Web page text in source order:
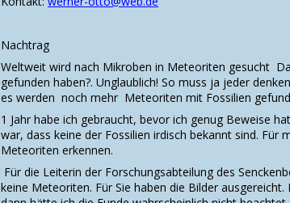
Nachtrag
Weltweit wird nach Mikroben in Meteoriten gesucht
gefunden haben?. Unglaublich! So muss ja jeder
es werden noch mehr Meteoriten mit Fossilien
1 Jahr habe ich gebraucht, bevor ich genug Beweise
war, dass keine der Fossilien irdisch bekannt sind. Für
Meteoriten erkennen.
Für die Leiterin der Forschungsabteilung des
keine Meteoriten. Für Sie haben die Bilder